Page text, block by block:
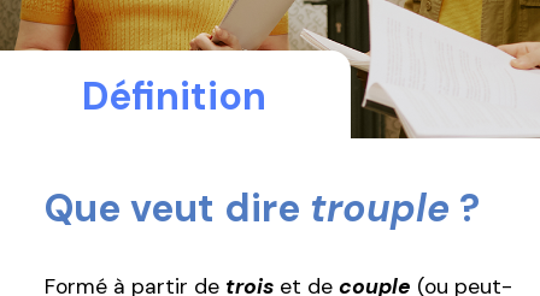
Définition
Que veut dire trouple ?
Formé à partir de trois et de couple (ou peut-